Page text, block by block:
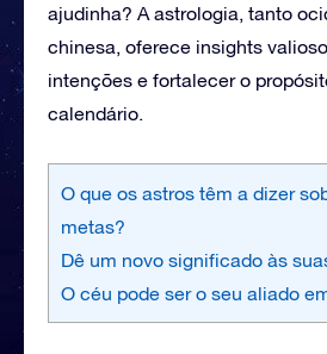
ajudinha? A astrologia, tanto
chinesa, oferece insights
intenções e fortalecer o
calendário.
O que os astros têm a dizer
metas?
Dê um novo significado às
O céu pode ser o seu aliado